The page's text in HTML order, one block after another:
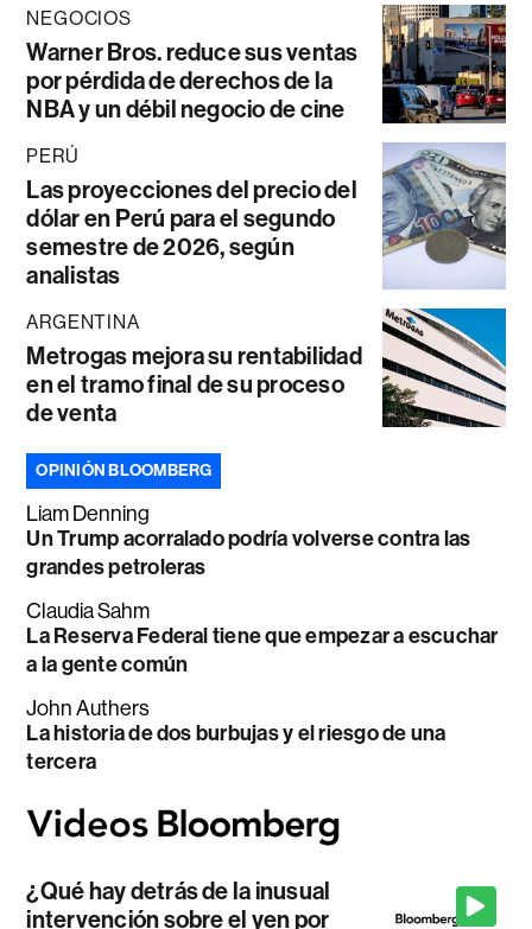
NEGOCIOS
Warner Bros. reduce sus ventas
por pérdida de derechos de la
NBA y un débil negocio de cine
PERÚ
Las proyecciones del precio del
dólar en Perú para el segundo
semestre de 2026, según
analistas
ARGENTINA
Metrogas mejora su rentabilidad
en el tramo final de su proceso
de venta
OPINIÓN BLOOMBERG
Liam Denning
Un Trump acorralado podría volverse contra las
grandes petroleras
Claudia Sahm
La Reserva Federal tiene que empezar a escuchar
a la gente común
John Authers
La historia de dos burbujas y el riesgo de una
tercera
¿Qué hay detrás de la inusual
intervención sobre el yen por